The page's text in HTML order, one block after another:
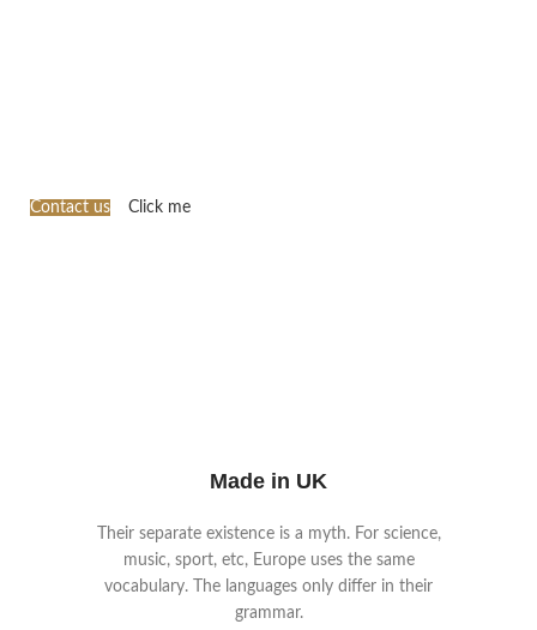
Contact us Click me
Made in UK
Their separate existence is a myth. For science,
music, sport, etc, Europe uses the same
vocabulary. The languages only differ in their
grammar.